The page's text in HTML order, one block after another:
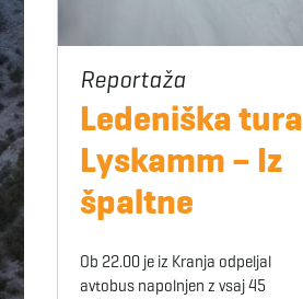
Ledeniška tura
Lyskamm – Iz
špaltne
Ob 22.00 je iz Kranja odpeljal
avtobus napolnjen z vsaj 45